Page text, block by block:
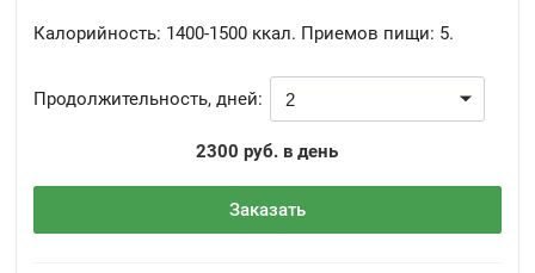
Калорийность: 1400-1500 ккал. Приемов пищи: 5.
Продолжительность, дней:
2300 руб. в день
Заказать